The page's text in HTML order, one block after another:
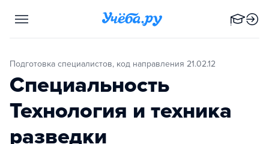
Подготовка специалистов, код направления 21.02.12
Специальность
Технология и техника
разведки